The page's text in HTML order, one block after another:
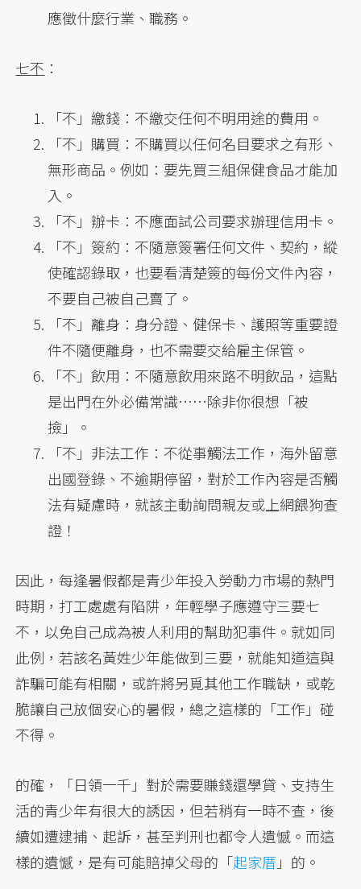
應徵什麼行業、職務。
七不 ：
「不」繳錢：不繳交任何不明用途的費用。
「不」購買：不購買以任何名目要求之有形、
無形商品。例如：要先買三組保健食品才能加
入。
「不」辦卡：不應面試公司要求辦理信用卡。
「不」簽約：不隨意簽署任何文件、契約，縱
使確認錄取，也要看清楚簽的每份文件內容，
不要自己被自己賣了。
「不」離身：身分證、健保卡、護照等重要證
件不隨便離身，也不需要交給雇主保管。
「不」飲用：不隨意飲用來路不明飲品，這點
是出門在外必備常識……除非你很想「被
撿」。
「不」非法工作：不從事觸法工作，海外留意
出國登錄、不逾期停留，對於工作內容是否觸
法有疑慮時，就該主動詢問親友或上網餵狗查
證！
因此，每逢暑假都是青少年投入勞動力市場的熱門
時期，打工處處有陷阱，年輕學子應遵守三要七
不，以免自己成為被人利用的幫助犯事件。就如同
此例，若該名黃姓少年能做到三要，就能知道這與
詐騙可能有相關，或許將另覓其他工作職缺，或乾
脆讓自己放個安心的暑假，總之這樣的「工作」碰
不得。
的確，「日領一千」對於需要賺錢還學貸、支持生
活的青少年有很大的誘因，但若稍有一時不查，後
續如遭逮捕、起訴，甚至判刑也都令人遺憾。而這
樣的遺憾，是有可能賠掉父母的「起家厝 」的。